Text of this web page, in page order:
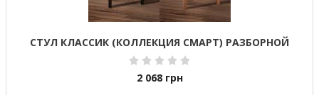
СТУЛ КЛАССИК (КОЛЛЕКЦИЯ СМАРТ) РАЗБОРНОЙ
2 068 грн